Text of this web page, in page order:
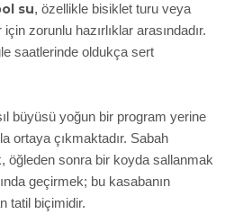
su, özellikle bisiklet turu veya
zorunlu hazırlıklar arasındadır.
saatlerinde oldukça sert
büyüsü yoğun bir program yerine
ortaya çıkmaktadır. Sabah
öğleden sonra bir koyda sallanmak
geçirmek; bu kasabanın
tatil biçimidir.